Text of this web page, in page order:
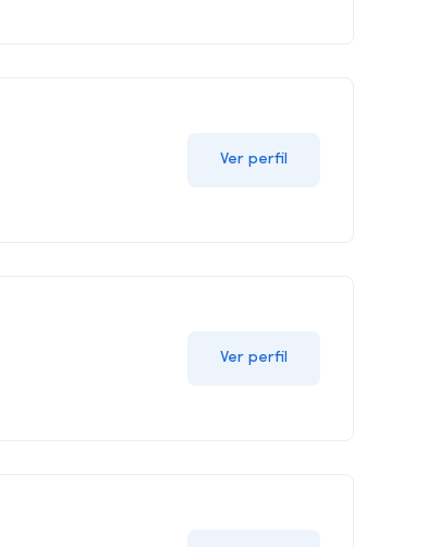
Ver perfil
Ver perfil